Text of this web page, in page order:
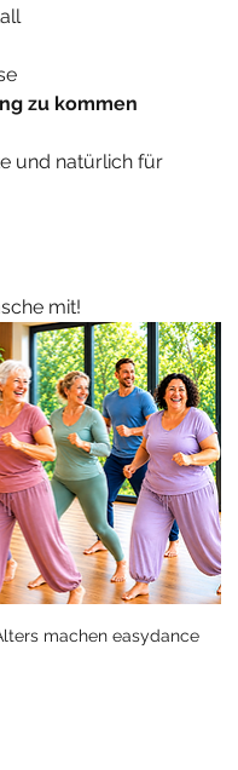
zu kommen
und natürlich für
mit!
machen easydance